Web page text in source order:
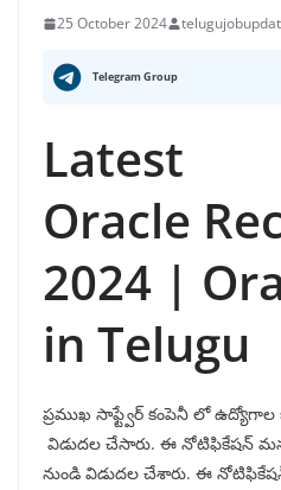
25 October 2024
Telegram Group
Latest
Oracle
2024 |
in Telugu
ప్రముఖ సాఫ్ట్వేర్ కంపెనీ లో
విడుదల చేసారు. ఈ నోటిఫికేషన్
నుండి విడుదల చేశారు. ఈ